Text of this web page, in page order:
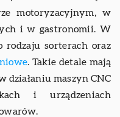
motoryzacyjnym, w
i w gastronomii. W
rodzaju sorterach oraz
. Takie detale mają
działaniu maszyn CNC
i urządzeniach